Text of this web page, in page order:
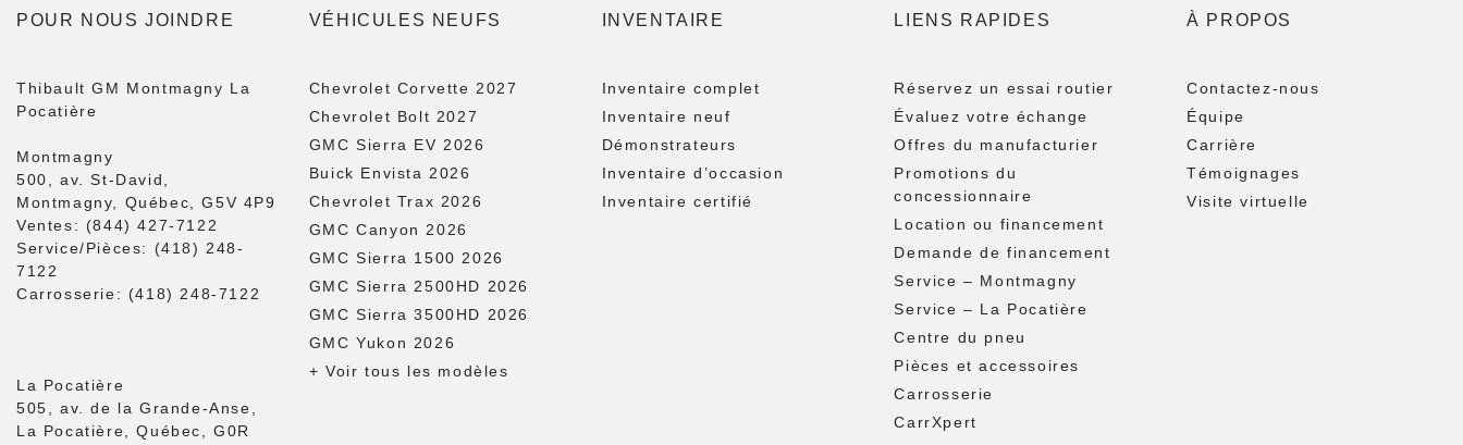
POUR NOUS JOINDRE
Thibault GM Montmagny La
Pocatière
Montmagny
500, av. St-David,
Montmagny, Québec, G5V 4P9
Ventes: (844) 427-7122
Service/Pièces: (418) 248-
7122
Carrosserie: (418) 248-7122
La Pocatière
505, av. de la Grande-Anse,
La Pocatière, Québec, G0R
VÉHICULES NEUFS
Chevrolet Corvette 2027
Chevrolet Bolt 2027
GMC Sierra EV 2026
Buick Envista 2026
Chevrolet Trax 2026
GMC Canyon 2026
GMC Sierra 1500 2026
GMC Sierra 2500HD 2026
GMC Sierra 3500HD 2026
GMC Yukon 2026
+ Voir tous les modèles
INVENTAIRE
Inventaire complet
Inventaire neuf
Démonstrateurs
Inventaire d’occasion
Inventaire certifié
LIENS RAPIDES
Réservez un essai routier
Évaluez votre échange
Offres du manufacturier
Promotions du
concessionnaire
Location ou financement
Demande de financement
Service – Montmagny
Service – La Pocatière
Centre du pneu
Pièces et accessoires
Carrosserie
CarrXpert
À PROPOS
Contactez-nous
Équipe
Carrière
Témoignages
Visite virtuelle